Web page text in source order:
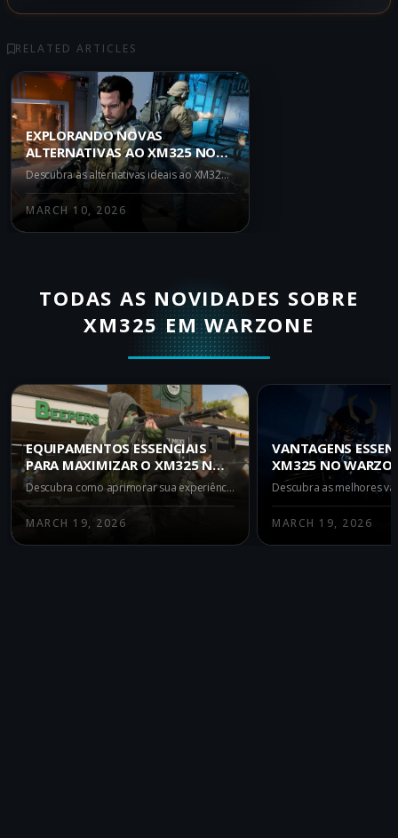
RELATED ARTICLES
EXPLORANDO NOVAS
ALTERNATIVAS AO XM325 NO
WARZONE IRON GAUNTLET
Descubra as alternativas ideais ao XM325 no Warzone Iron Gauntlet. Explore as armas M15 MOD 0, M8A1 e AK-27 para maximizar sua vantagem nas partidas.
MARCH 10, 2026
TODAS AS NOVIDADES SOBRE
XM325 EM WARZONE
EQUIPAMENTOS ESSENCIAIS
PARA MAXIMIZAR O XM325 NO
WARZONE BLACK OPS ROYALE Descubra como aprimorar sua experiência no Warzone Black Ops Royale com o XM325 usando os melhores equipamentos: Grappling Hook, Sticky Grenade e Trauma Kit. Torne-se invencível ao combinar táticas inteligentes e poder de fogo.
MARCH 19, 2026
VANTAGENS
XM325 NO
OPS ROYALE
MARCH 19, 2026